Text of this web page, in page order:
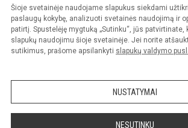
Šioje svetainėje naudojame slapukus siekdami
paslaugų kokybę, analizuoti svetainės naudojimą ir
patirtį. Spustelėję mygtuką „Sutinku“, jūs
slapukų naudojimu šioje svetainėje. Jei norite
sutikimus, prašome apsilankyti slapukų valdymo
NUSTATYMAI
NESUTINKU
Kopijuoti turinį be raštiško Bukiškio pagrindinės
sutikimo griežtai draudžiama.
Prieinamumo paraiška Slapukų
Sumanus būdas atnaujinti